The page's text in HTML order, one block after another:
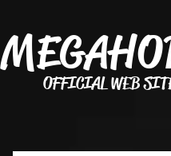
OFFICIAL WEB